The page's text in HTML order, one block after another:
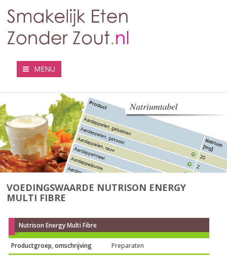
MENU
VOEDINGSWAARDE NUTRISON ENERGY
MULTI FIBRE
Nutrison Energy Multi Fibre
Productgroep, omschrijving
Preparaten